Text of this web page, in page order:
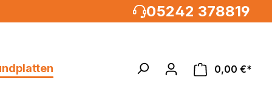
05242 378819
0,00 €*